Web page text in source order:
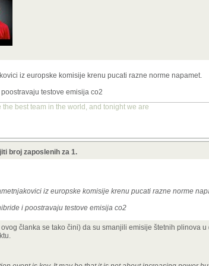
iz europske komisije krenu pucati razne norme napamet.
testove emisija co2
the best team in the world, and tonight we are
broj zaposlenih za 1.
iz europske komisije krenu pucati razne norme
i poostravaju testove emisija co2
ovog članka se tako čini) da su smanjili emisije štetnih plinova